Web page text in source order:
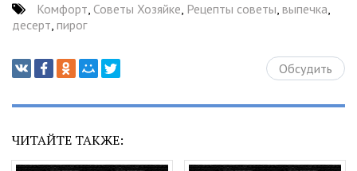
Комфорт, Советы Хозяйке, Рецепты советы, выпечка,
десерт, пирог
Обсудить
ЧИТАЙТЕ ТАКЖЕ: